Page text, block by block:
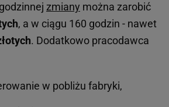
zmiany można zarobić
, a w ciągu 160 godzin - nawet
. Dodatkowo pracodawca
w pobliżu fabryki,